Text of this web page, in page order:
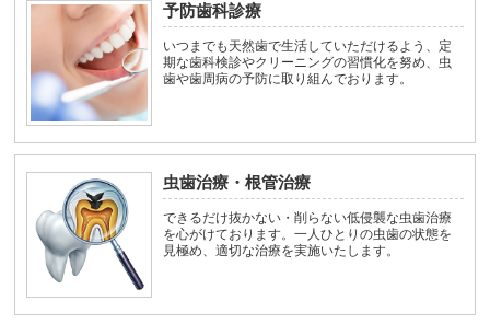
予防歯科診療
いつまでも天然歯で生活していただけるよう、定
期な歯科検診やクリーニングの習慣化を努め、虫
歯や歯周病の予防に取り組んでおります。
虫歯治療・根管治療
できるだけ抜かない・削らない低侵襲な虫歯治療
を心がけております。一人ひとりの虫歯の状態を
見極め、適切な治療を実施いたします。